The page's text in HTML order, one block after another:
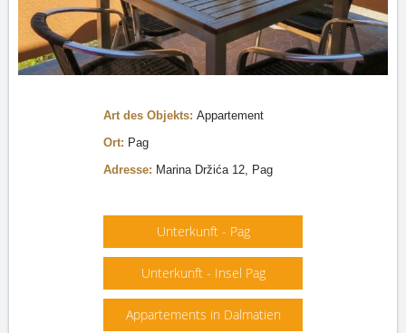
Art des Objekts: Appartement
Ort: Pag
Adresse: Marina Držića 12, Pag
Unterkunft - Pag
Unterkunft - Insel Pag
Appartements in Dalmatien